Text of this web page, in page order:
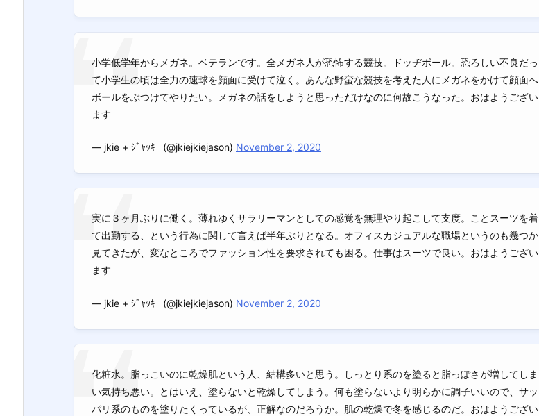
小学低学年からメガネ。ベテランです。全メガネ人が恐怖する競技。ドッヂボール。恐ろしい不良だっ
て小学生の頃は全力の速球を顔面に受けて泣く。あんな野蛮な競技を考えた人にメガネをかけて顔面へ
ボールをぶつけてやりたい。メガネの話をしようと思っただけなのに何故こうなった。おはようござい
ます
— jkie + ｼﾞｬｯｷｰ (@jkiejkiejason) November 2, 2020
実に３ヶ月ぶりに働く。薄れゆくサラリーマンとしての感覚を無理やり起こして支度。ことスーツを着
て出勤する、という行為に関して言えば半年ぶりとなる。オフィスカジュアルな職場というのも幾つか
見てきたが、変なところでファッション性を要求されても困る。仕事はスーツで良い。おはようござい
ます
— jkie + ｼﾞｬｯｷｰ (@jkiejkiejason) November 2, 2020
化粧水。脂っこいのに乾燥肌という人、結構多いと思う。しっとり系のを塗ると脂っぽさが増してしま
い気持ち悪い。とはいえ、塗らないと乾燥してしまう。何も塗らないより明らかに調子いいので、サッ
パリ系のものを塗りたくっているが、正解なのだろうか。肌の乾燥で冬を感じるのだ。おはようござい